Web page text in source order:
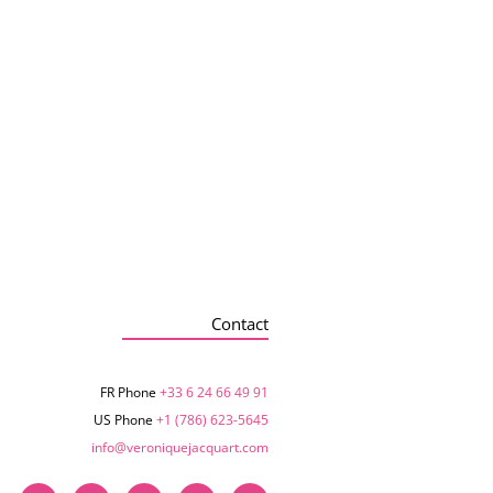
Contact
FR Phone+33 6 24 66 49 91
US Phone+1 (786) 623-5645‬
info@veroniquejacquart.com